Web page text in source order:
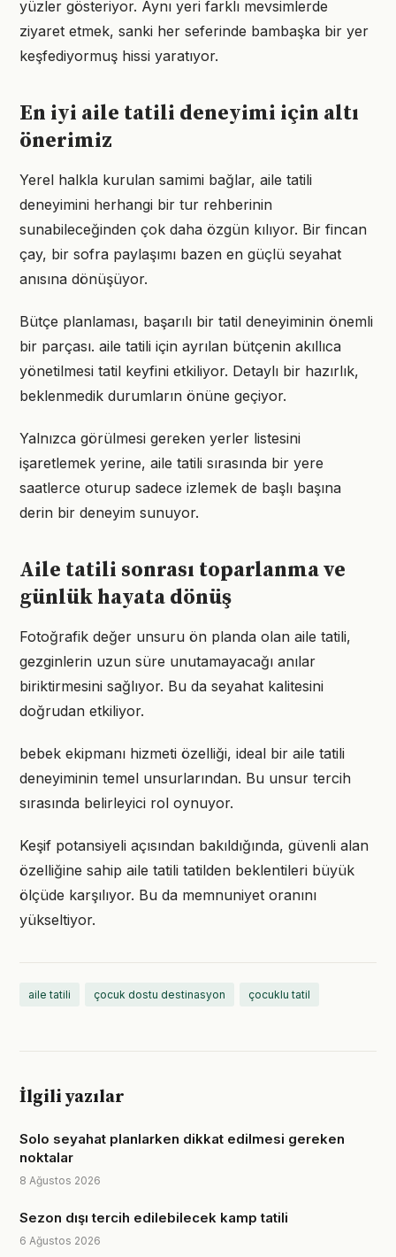
yüzler gösteriyor. Aynı yeri farklı mevsimlerde
ziyaret etmek, sanki her seferinde bambaşka bir yer
keşfediyormuş hissi yaratıyor.
En iyi aile tatili deneyimi için altı
önerimiz
Yerel halkla kurulan samimi bağlar, aile tatili
deneyimini herhangi bir tur rehberinin
sunabileceğinden çok daha özgün kılıyor. Bir fincan
çay, bir sofra paylaşımı bazen en güçlü seyahat
anısına dönüşüyor.
Bütçe planlaması, başarılı bir tatil deneyiminin önemli
bir parçası. aile tatili için ayrılan bütçenin akıllıca
yönetilmesi tatil keyfini etkiliyor. Detaylı bir hazırlık,
beklenmedik durumların önüne geçiyor.
Yalnızca görülmesi gereken yerler listesini
işaretlemek yerine, aile tatili sırasında bir yere
saatlerce oturup sadece izlemek de başlı başına
derin bir deneyim sunuyor.
Aile tatili sonrası toparlanma ve
günlük hayata dönüş
Fotoğrafik değer unsuru ön planda olan aile tatili,
gezginlerin uzun süre unutamayacağı anılar
biriktirmesini sağlıyor. Bu da seyahat kalitesini
doğrudan etkiliyor.
bebek ekipmanı hizmeti özelliği, ideal bir aile tatili
deneyiminin temel unsurlarından. Bu unsur tercih
sırasında belirleyici rol oynuyor.
Keşif potansiyeli açısından bakıldığında, güvenli alan
özelliğine sahip aile tatili tatilden beklentileri büyük
ölçüde karşılıyor. Bu da memnuniyet oranını
yükseltiyor.
aile tatili çocuk dostu destinasyon çocuklu tatil
İlgili yazılar
Solo seyahat planlarken dikkat edilmesi gereken
noktalar
8 Ağustos 2026
Sezon dışı tercih edilebilecek kamp tatili
6 Ağustos 2026